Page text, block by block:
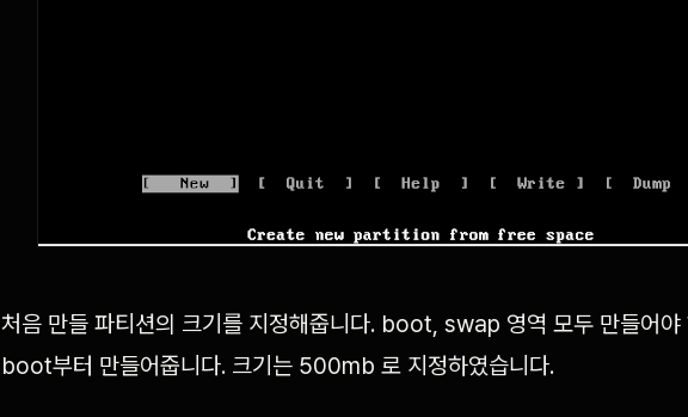
처음 만들 파티션의 크기를 지정해줍니다. boot, swap 영역 모두 만들어야
boot부터 만들어줍니다. 크기는 500mb 로 지정하였습니다.